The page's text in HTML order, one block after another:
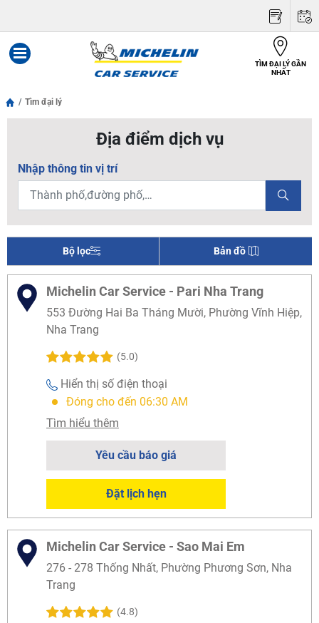
TÌM ĐẠI LÝ GẦN
NHẤT
Tìm đại lý
Địa điểm dịch vụ
Nhập thông tin vị trí
Bộ lọc Bản đồ
Michelin Car Service - Pari Nha Trang
553 Đường Hai Ba Tháng Mười, Phường Vĩnh Hiệp,
Nha Trang
(5.0)
Hiển thị số điện thoại
Đóng cho đến 06:30 AM
Tìm hiểu thêm
Yêu cầu báo giá
Đặt lịch hẹn
Michelin Car Service - Sao Mai Em
276 - 278 Thống Nhất, Phường Phương Sơn, Nha
Trang
(4.8)